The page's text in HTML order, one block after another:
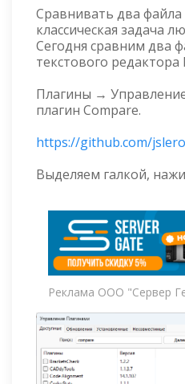
Сравнивать два
классическая задача
Сегодня сравним два
текстового редактора
Плагины →
плагин Compare.
https://github.com/
Выделяем галкой,
Реклама ООО "Сервер